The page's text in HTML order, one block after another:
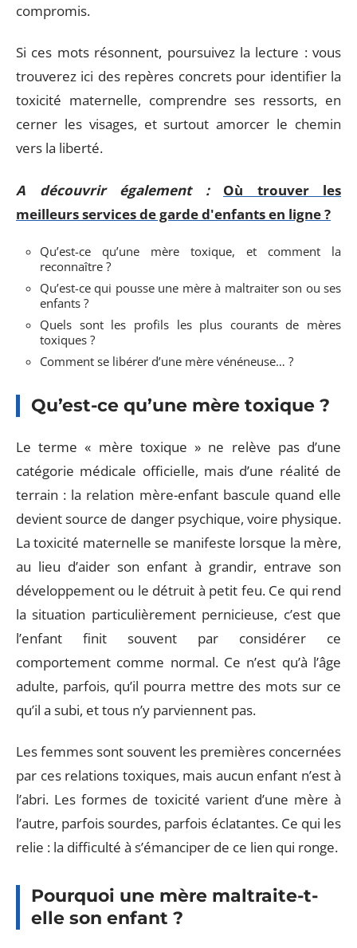
compromis.
Si ces mots résonnent, poursuivez la lecture : vous
trouverez ici des repères concrets pour identifier la
toxicité maternelle, comprendre ses ressorts, en
cerner les visages, et surtout amorcer le chemin
vers la liberté.
A découvrir également :
Où trouver les
meilleurs services de garde d'enfants en ligne ?
Qu’est-ce qu’une mère toxique, et comment la
reconnaître ?
Qu’est-ce qui pousse une mère à maltraiter son ou ses
enfants ?
Quels sont les profils les plus courants de mères
toxiques ?
Comment se libérer d’une mère vénéneuse… ?
Qu’est-ce qu’une mère toxique ?
Le terme « mère toxique » ne relève pas d’une
catégorie médicale officielle, mais d’une réalité de
terrain : la relation mère-enfant bascule quand elle
devient source de danger psychique, voire physique.
La toxicité maternelle se manifeste lorsque la mère,
au lieu d’aider son enfant à grandir, entrave son
développement ou le détruit à petit feu. Ce qui rend
la situation particulièrement pernicieuse, c’est que
l’enfant finit souvent par considérer ce
comportement comme normal. Ce n’est qu’à l’âge
adulte, parfois, qu’il pourra mettre des mots sur ce
qu’il a subi, et tous n’y parviennent pas.
Les femmes sont souvent les premières concernées
par ces relations toxiques, mais aucun enfant n’est à
l’abri. Les formes de toxicité varient d’une mère à
l’autre, parfois sourdes, parfois éclatantes. Ce qui les
relie : la difficulté à s’émanciper de ce lien qui ronge.
Pourquoi une mère maltraite-t-
elle son enfant ?